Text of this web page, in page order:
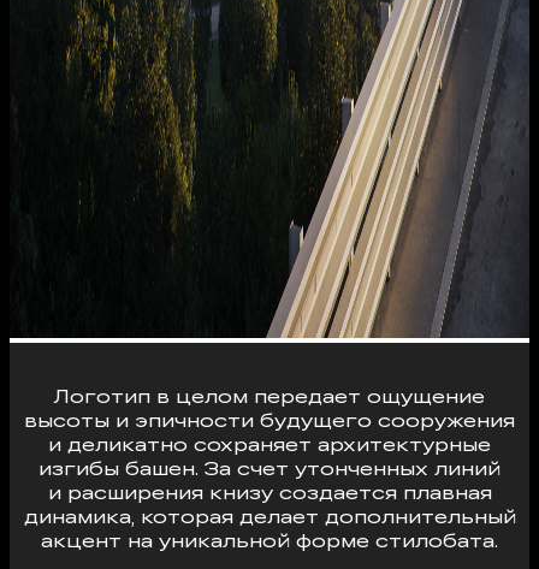
Логотип в целом передает ощущение
высоты и эпичности будущего сооружения
и деликатно сохраняет архитектурные
изгибы башен. За счет утонченных линий
и расширения книзу создается плавная
динамика, которая делает дополнительный
акцент на уникальной форме стилобата.